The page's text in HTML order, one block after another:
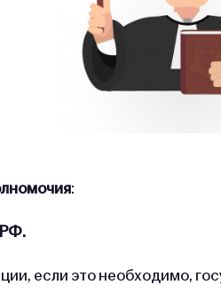
:
РФ.
если это необходимо,